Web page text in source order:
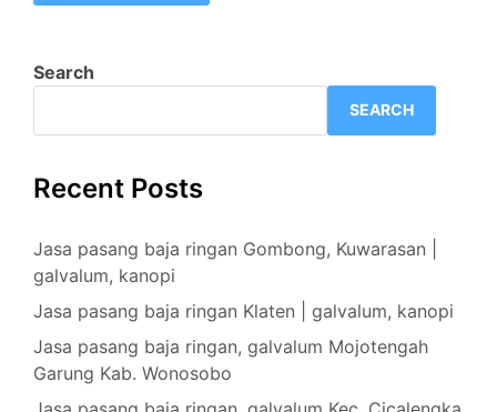
Search
SEARCH
Recent Posts
Jasa pasang baja ringan Gombong, Kuwarasan |
galvalum, kanopi
Jasa pasang baja ringan Klaten | galvalum, kanopi
Jasa pasang baja ringan, galvalum Mojotengah
Garung Kab. Wonosobo